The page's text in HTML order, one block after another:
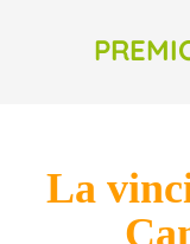
La